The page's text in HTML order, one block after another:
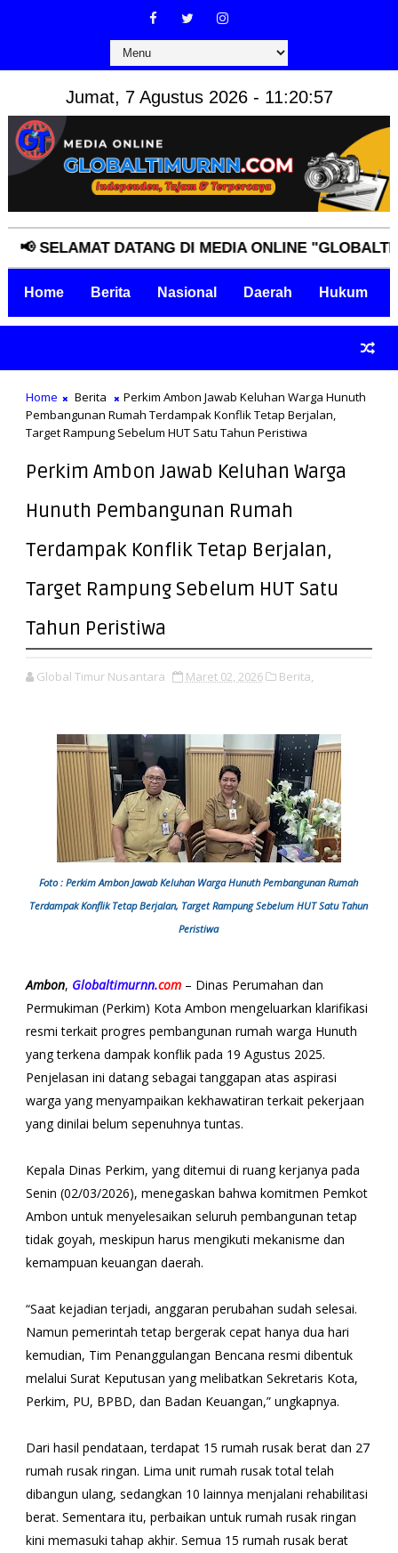
Jumat, 7 Agustus 2026 - 11:20:58
DATANG DI MEDIA ONLINE
Home Berita Nasional Daerah Hukum
Home Berita
Perkim Ambon Jawab Keluhan Warga Hunuth
Pembangunan Rumah Terdampak Konflik Tetap Berjalan,
Target Rampung Sebelum HUT Satu Tahun Peristiwa
Perkim Ambon Jawab Keluhan Warga
Hunuth Pembangunan Rumah
Terdampak Konflik Tetap Berjalan,
Target Rampung Sebelum HUT Satu
Tahun Peristiwa
Global Timur Nusantara Maret 02, 2026 Berita,
Foto : Perkim Ambon Jawab Keluhan Warga Hunuth Pembangunan Rumah
Terdampak Konflik Tetap Berjalan, Target Rampung Sebelum HUT Satu Tahun
Peristiwa
Ambon, Globaltimurnn.com– Dinas Perumahan dan
Permukiman (Perkim) Kota Ambon mengeluarkan klarifikasi
resmi terkait progres pembangunan rumah warga Hunuth
yang terkena dampak konflik pada 19 Agustus 2025.
Penjelasan ini datang sebagai tanggapan atas aspirasi
warga yang menyampaikan kekhawatiran terkait pekerjaan
yang dinilai belum sepenuhnya tuntas.
Kepala Dinas Perkim, yang ditemui di ruang kerjanya pada
Senin (02/03/2026), menegaskan bahwa komitmen Pemkot
Ambon untuk menyelesaikan seluruh pembangunan tetap
tidak goyah, meskipun harus mengikuti mekanisme dan
kemampuan keuangan daerah.
“Saat kejadian terjadi, anggaran perubahan sudah selesai.
Namun pemerintah tetap bergerak cepat hanya dua hari
kemudian, Tim Penanggulangan Bencana resmi dibentuk
melalui Surat Keputusan yang melibatkan Sekretaris Kota,
Perkim, PU, BPBD, dan Badan Keuangan,” ungkapnya.
Dari hasil pendataan, terdapat 15 rumah rusak berat dan 27
rumah rusak ringan. Lima unit rumah rusak total telah
dibangun ulang, sedangkan 10 lainnya menjalani rehabilitasi
berat. Sementara itu, perbaikan untuk rumah rusak ringan
kini memasuki tahap akhir. Semua 15 rumah rusak berat